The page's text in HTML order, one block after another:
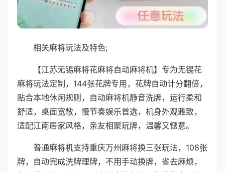
相关麻将玩法及特色;
【江苏无锡麻将花麻将自动麻将机】专为无锡花
麻将玩法定制，144张花牌专用，花牌自动计分翻倍，
贴合本地休闲规则，自动麻将机静音洗牌，运行柔和
舒适，桌面宽敞，慢节奏娱乐首选，机身外观雅致，
适配江南居家风格，亲友相聚玩牌，温馨又惬意。
普通麻将机支持重庆万州麻将换三张玩法，108张
牌，自动完成洗牌理牌，不用手动换牌，省去麻烦，